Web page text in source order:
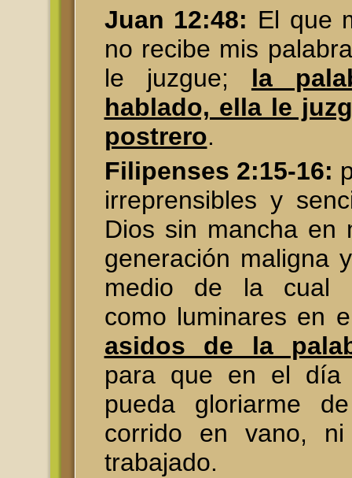
Juan 12:48: El que
no recibe mis
le juzgue; la
hablado, ella le
postrero.
Filipenses 2:15-16:
irreprensibles y
Dios sin mancha en
generación maligna
medio de la cual
como luminares en
asidos de la
para que en el día
pueda gloriarme
corrido en vano,
trabajado.